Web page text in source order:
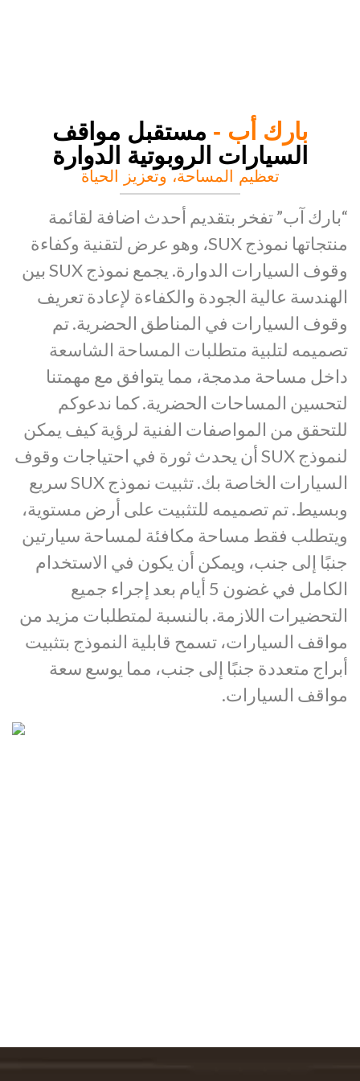
بارك أب - مستقبل مواقف
السيارات الروبوتية الدوارة
تعظيم المساحة، وتعزيز الحياة
“بارك آب” تفخر بتقديم أحدث اضافة لقائمة
منتجاتها نموذج SUX، وهو عرض لتقنية وكفاءة
وقوف السيارات الدوارة. يجمع نموذج SUX بين
الهندسة عالية الجودة والكفاءة لإعادة تعريف
وقوف السيارات في المناطق الحضرية. تم
تصميمه لتلبية متطلبات المساحة الشاسعة
داخل مساحة مدمجة، مما يتوافق مع مهمتنا
لتحسين المساحات الحضرية. كما ندعوكم
للتحقق من المواصفات الفنية لرؤية كيف يمكن
لنموذج SUX أن يحدث ثورة في احتياجات وقوف
السيارات الخاصة بك.
تثبيت نموذج SUX سريع
وبسيط. تم تصميمه للتثبيت على أرض مستوية،
ويتطلب فقط مساحة مكافئة لمساحة سيارتين
جنبًا إلى جنب، ويمكن أن يكون في الاستخدام
الكامل في غضون 5 أيام بعد إجراء جميع
التحضيرات اللازمة. بالنسبة لمتطلبات مزيد من
مواقف السيارات، تسمح قابلية النموذج بتثبيت
أبراج متعددة جنبًا إلى جنب، مما يوسع سعة
مواقف السيارات.